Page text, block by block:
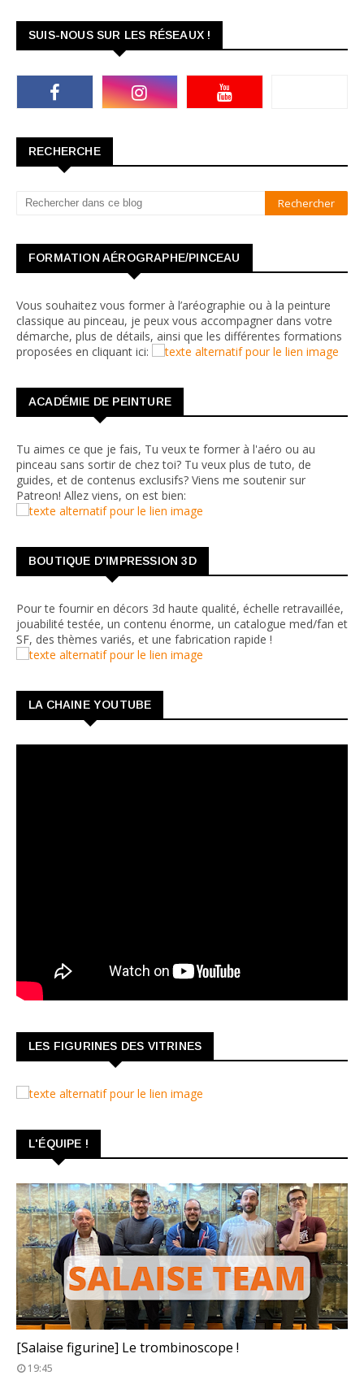
SUIS-NOUS SUR LES RÉSEAUX !
RECHERCHE
FORMATION AÉROGRAPHE/PINCEAU
Vous souhaitez vous former à l’aréographie ou à la peinture
classique au pinceau, je peux vous accompagner dans votre
démarche, plus de détails, ainsi que les différentes formations
proposées en cliquant ici:
ACADÉMIE DE PEINTURE
Tu aimes ce que je fais, Tu veux te former à l'aéro ou au
pinceau sans sortir de chez toi? Tu veux plus de tuto, de
guides, et de contenus exclusifs? Viens me soutenir sur
Patreon! Allez viens, on est bien:
BOUTIQUE D'IMPRESSION 3D
Pour te fournir en décors 3d haute qualité, échelle retravaillée,
jouabilité testée, un contenu énorme, un catalogue med/fan et
SF, des thèmes variés, et une fabrication rapide !
LA CHAINE YOUTUBE
LES FIGURINES DES VITRINES
L'ÉQUIPE !
[Salaise figurine] Le trombinoscope !
19:45